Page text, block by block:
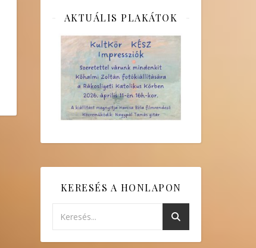
AKTUÁLIS PLAKÁTOK
KERESÉS A HONLAPON